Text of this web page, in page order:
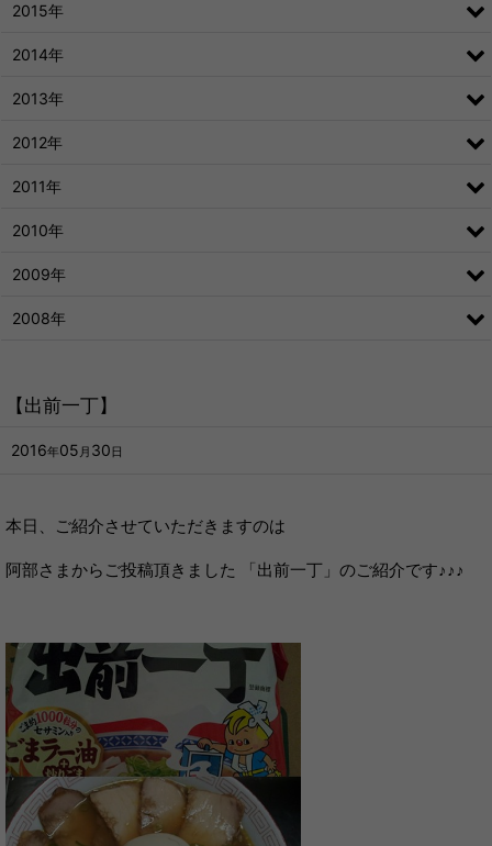
【出前一丁】
2016年05 月 30 日
本日、ご紹介させていただきますのは
阿部さまからご投稿頂きました 「出前一丁」のご紹介です♪♪♪
2015年
2014年
2013年
2012年
2011年
2010年
2009年
2008年